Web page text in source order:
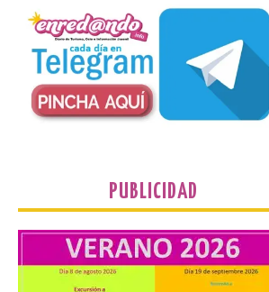
un comercio local para
que le selle el pasaporte,
de este modo también se colabora con el
comercio local sanabrés después de los
graves incendios de 2025. […]
la Universidad de León
para que nadie quede
fuera del juego
9 Ago 2026
PUBLICIDAD